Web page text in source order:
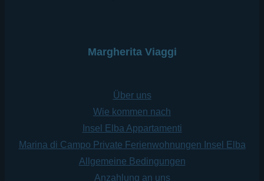
Margherita Viaggi
Über uns
Wie kommen nach
Insel Elba Appartamenti
Marina di Campo Private Ferienwohnungen Insel Elba
Allgemeine Bedingungen
Anzahlung an uns